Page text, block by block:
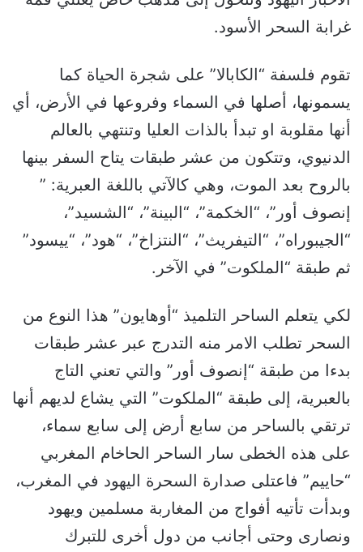
غرابة السحر الأسود.
تقوم فلسفة “الكابالا” على شجرة الحياة كما
يسمونها، أصلها في السماء وفروعها في الأرض، أي
أنها مقلوبة او تبدأ بالذات العليا وتنتهي بالعالم
الدنيوي، وتتكون من عشر طبقات يتاح السفر بينها
بالروح بعد الموت، وهي كالآتي باللغة العبرية: ”
إنصوف أور”، “الخكمة”، “البينة”، “الشسيد”،
“الجيبوراه”، “التيفريث”، “النتزاخ”، “هود”، “ييسود”
ثم طبقة “الملكوت” في الآخر.
لكي يتعلم الساحر التلميذ “أوهايون” هذا النوع من
السحر تطلب الامر منه التدرج عبر عشر طبقات
بدءا من طبقة “إنصوف أور” والتي تعني التاج
بالعبرية، إلى طبقة “الملكوت” التي يشاع لديهم أنها
ترتقي بالساحر من سابع أرض إلى سابع سماء،
على هذه الخطى سار الساحر الحاخام المغربي
“حاييم” فاعتلى صدارة السحرة اليهود في المغرب،
وبدأت تأتيه أفواج من المغاربة مسلمين ويهود
ونصارى وحتى أجانب من دول أخرى للتبرك